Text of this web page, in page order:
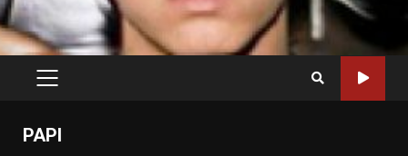
PRIMARY
PAPI